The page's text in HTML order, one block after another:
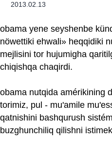
2013.02.13
obama yene seyshenbe
nöwettiki ehwali» heqqidiki
mejlisini tor hujumigha
chiqishqa chaqirdi.
obama nutqida amérikining
torimiz, pul - mu'amile
qatnishini bashqurush
buzghunchiliq qilishni